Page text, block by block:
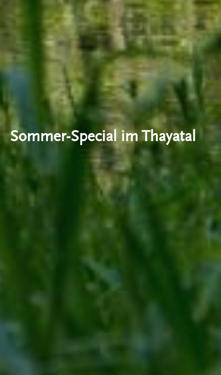
Sommer-Special im Thayatal